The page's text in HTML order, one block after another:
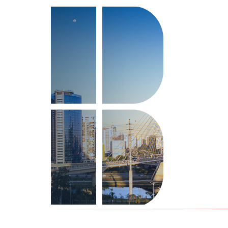
funciona, tipos
março | 2026
Zoneamento e Potencial
decifrar o que...
Leia mais